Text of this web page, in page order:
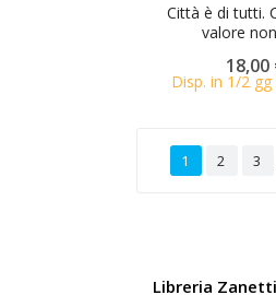
Città è di tutti.
valore
18,00
Disp. in 1/2
1 2 3
Libreria Zanetti